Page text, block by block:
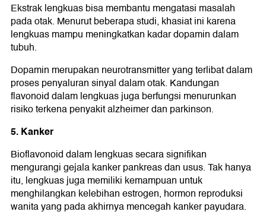
Ekstrak lengkuas bisa membantu mengatasi masalah
pada otak. Menurut beberapa studi, khasiat ini karena
lengkuas mampu meningkatkan kadar dopamin dalam
tubuh.
Dopamin merupakan neurotransmitter yang terlibat dalam
proses penyaluran sinyal dalam otak. Kandungan
flavonoid dalam lengkuas juga berfungsi menurunkan
risiko terkena penyakit alzheimer dan parkinson.
5. Kanker
Bioflavonoid dalam lengkuas secara signifikan
mengurangi gejala kanker pankreas dan usus. Tak hanya
itu, lengkuas juga memiliki kemampuan untuk
menghilangkan kelebihan estrogen, hormon reproduksi
wanita yang pada akhirnya mencegah kanker payudara.